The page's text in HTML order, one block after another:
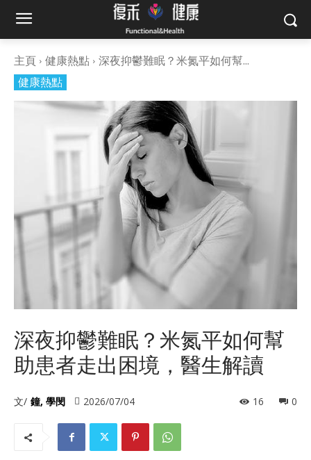
主頁 健康熱點 深夜抑鬱難眠？米氮平如何幫...
健康熱點
深夜抑鬱難眠？米氮平如何幫
助患者走出困境，醫生解讀
文/ 鐘, 學閔 2026/07/04 0
16